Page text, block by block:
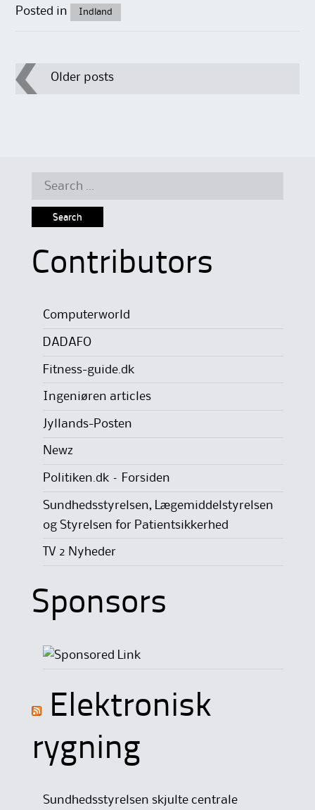
Posted in Indland
PostOlder posts
Search
Contributors
Computerworld
DADAFO
Fitness-guide.dk
Ingeniøren articles
Jyllands-Posten
Newz
Politiken.dk – Forsiden
Sundhedsstyrelsen, Lægemiddelstyrelsen
og Styrelsen for Patientsikkerhed
TV 2 Nyheder
Sponsors
Elektronisk
rygning
Sundhedsstyrelsen skjulte centrale